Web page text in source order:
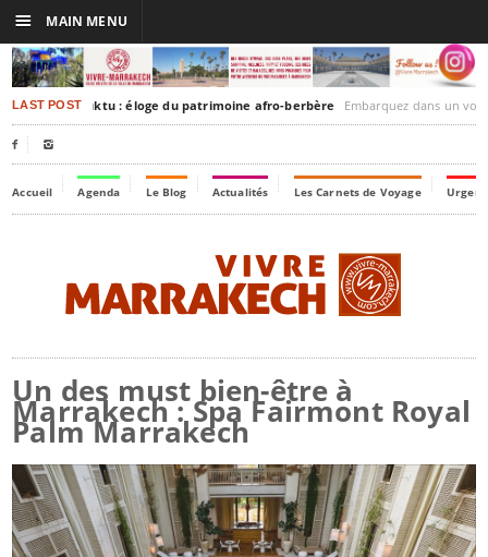
LAST POSTTimbuktu : éloge du patrimoine afro-berbère Embarquez dans un voyage culturel dans le
 
Accueil Agenda Le Blog Actualités Les Carnets de Voyage
Un des must bien-être à
Marrakech : Spa Fairmont Royal
Palm Marrakech
☰ MAIN MENU